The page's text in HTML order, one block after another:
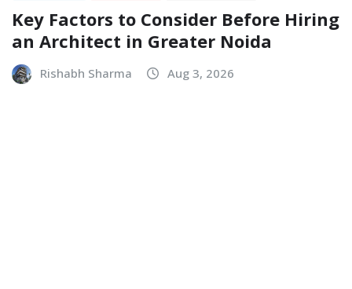
Key Factors to Consider Before Hiring
an Architect in Greater Noida
Rishabh Sharma Aug 3, 2026